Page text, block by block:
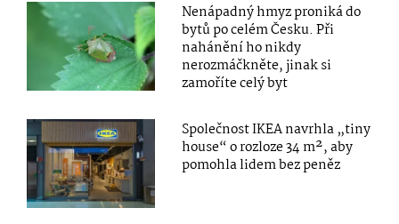
Nenápadný hmyz proniká do
bytů po celém Česku. Při
nahánění ho nikdy
nerozmáčkněte, jinak si
zamoříte celý byt
Společnost IKEA navrhla „tiny
house“ o rozloze 34 m², aby
pomohla lidem bez peněz